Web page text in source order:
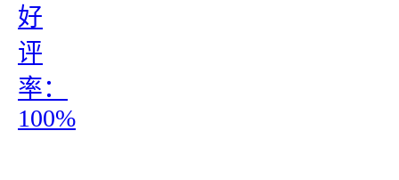
好
评
率：
100%